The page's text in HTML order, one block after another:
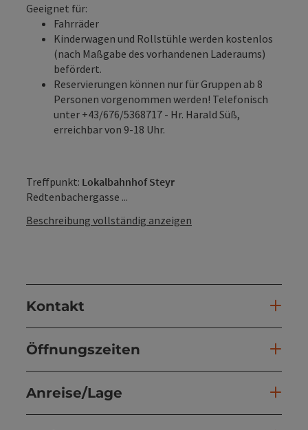
Geeignet für:
Fahrräder
Kinderwagen und Rollstühle werden kostenlos
(nach Maßgabe des vorhandenen Laderaums)
befördert.
Reservierungen können nur für Gruppen ab 8
Personen vorgenommen werden! Telefonisch
unter +43/676/5368717 - Hr. Harald Süß,
erreichbar von 9-18 Uhr.
Treffpunkt: Lokalbahnhof Steyr
Redtenbachergasse ...
Beschreibung vollständig anzeigen
Kontakt
Öffnungszeiten
Anreise/Lage